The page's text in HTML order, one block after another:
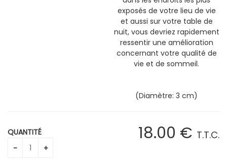
exposés de votre lieu de vie
et aussi sur votre table de
nuit, vous devriez rapidement
ressentir une amélioration
concernant votre qualité de
vie et de sommeil.
(Diamètre: 3 cm)
18.00 € T.T.C.
QUANTITÉ